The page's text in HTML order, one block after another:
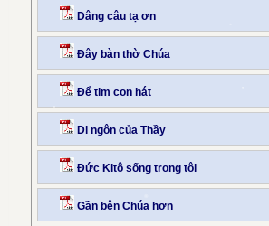
Dâng câu tạ ơn
Đây bàn thờ Chúa
Để tim con hát
Di ngôn của Thầy
Đức Kitô sống trong tôi
Gần bên Chúa hơn